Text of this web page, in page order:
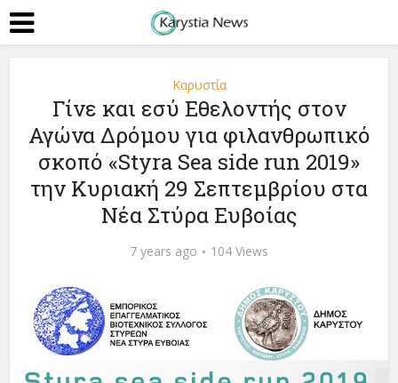
Καρυστία
Γίνε και εσύ Εθελοντής στον
Αγώνα Δρόμου για φιλανθρωπικό
σκοπό «Styra Sea side run 2019»
την Κυριακή 29 Σεπτεμβρίου στα
Νέα Στύρα Ευβοίας
7 years ago 104 Views